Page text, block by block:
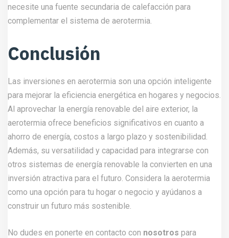
necesite una fuente secundaria de calefacción para
complementar el sistema de aerotermia.
Conclusión
Las inversiones en aerotermia son una opción inteligente
para mejorar la eficiencia energética en hogares y negocios.
Al aprovechar la energía renovable del aire exterior, la
aerotermia ofrece beneficios significativos en cuanto a
ahorro de energía, costos a largo plazo y sostenibilidad.
Además, su versatilidad y capacidad para integrarse con
otros sistemas de energía renovable la convierten en una
inversión atractiva para el futuro. Considera la aerotermia
como una opción para tu hogar o negocio y ayúdanos a
construir un futuro más sostenible.
No dudes en ponerte en contacto con nosotros para